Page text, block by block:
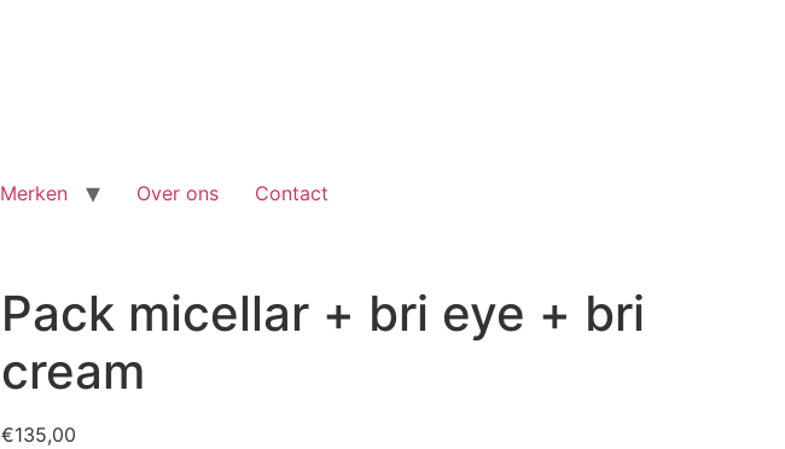
Merken Over ons Contact
Pack micellar + bri eye + bri
cream
€135,00